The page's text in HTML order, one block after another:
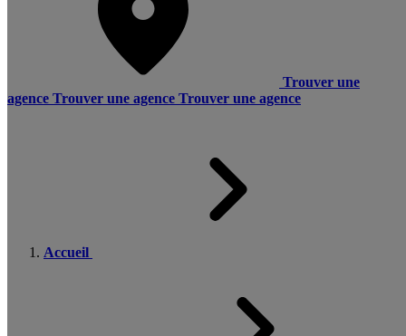
Trouver une
agence Trouver une agence Trouver une agence
Accueil